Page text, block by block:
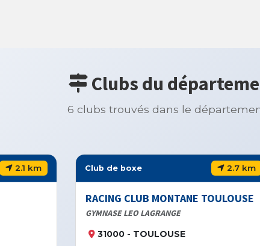
Clubs du
6 clubs trouvés dans le
2.1 km Club de boxe 2.7 km
RACING CLUB MONTANE TOULOUSE
GYMNASE LEO LAGRANGE
31000 - TOULOUSE